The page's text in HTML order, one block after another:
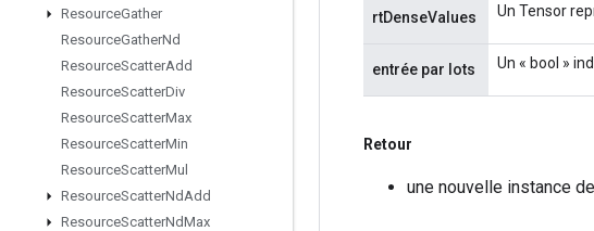
ResourceGather
ResourceGatherNd
ResourceScatterAdd
ResourceScatterDiv
ResourceScatterMax
ResourceScatterMin
ResourceScatterMul
ResourceScatterNdAdd
ResourceScatterNdMax
rtDenseValues Un Tensor
entrée par lots Un « bool »
Retour
une nouvelle instance